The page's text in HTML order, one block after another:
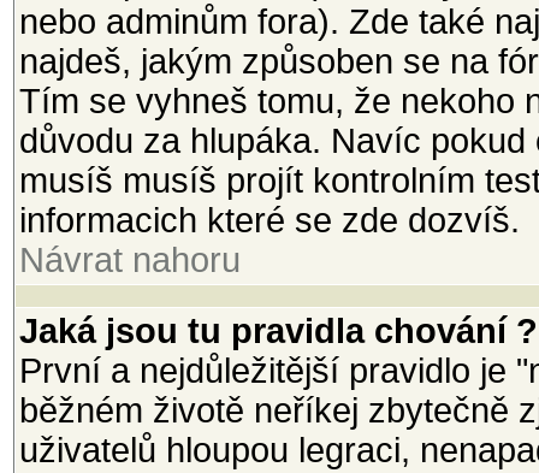
nebo adminům fora). Zde také
najdeš, jakým způsoben se na
Tím se vyhneš tomu, že nekoho
důvodu za hlupáka. Navíc
musíš musíš projít kontrolním
informacich které se zde dozvíš.
Návrat nahoru
Jaká jsou tu pravidla chování ?
První a nejdůležitější pravidlo je
běžném životě neříkej zbytečně
uživatelů hloupou legraci,